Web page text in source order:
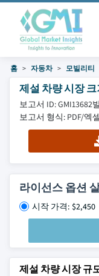
홈 자동차 모빌리티
제설 차량 시장 크
보고서 ID: GMI13682
보고서 형식: PDF/엑
라이선스 옵션
시작 가격: $2,450
제설 차량 시장 규